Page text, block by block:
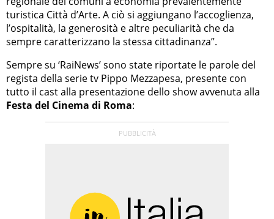
turistica Città d’Arte. A ciò si aggiungano l’accoglienza,
l’ospitalità, la generosità e altre peculiarità che da
sempre caratterizzano la stessa cittadinanza”.
Sempre su ‘RaiNews’ sono state riportate le parole del
regista della serie tv Pippo Mezzapesa, presente con
tutto il cast alla presentazione dello show avvenuta alla
Festa del Cinema di Roma: